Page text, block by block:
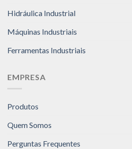
Hidráulica Industrial
Máquinas Industriais
Ferramentas Industriais
EMPRESA
Produtos
Quem Somos
Perguntas Frequentes